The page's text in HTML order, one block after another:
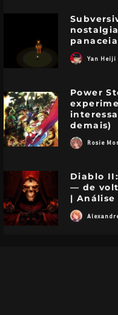
Yan Heiji
Power
demais)
Rosie
Diablo
— de
| Análise